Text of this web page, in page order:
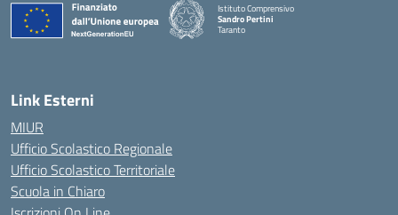
Istituto Comprensivo
Sandro Pertini
Taranto
Link Esterni
MIUR
Ufficio Scolastico Regionale
Ufficio Scolastico Territoriale
Scuola in Chiaro